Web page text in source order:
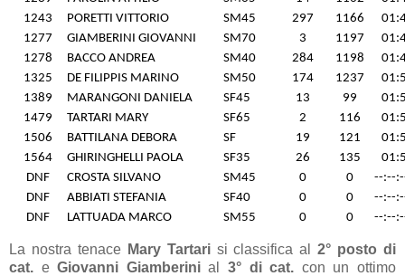
1243
PORETTI VITTORIO SM45 297 1166
1277
GIAMBERINI GIOVANNI SM70 3 1197
1278
BACCO ANDREA SM40 284 1198
1325
DE FILIPPIS MARINO SM50 174 1237
1389
MARANGONI DANIELA SF45 13 99
1479
TARTARI MARY SF65 2 116
1506
BATTILANA DEBORA SF 19 121
1564
GHIRINGHELLI PAOLA SF35 26 135
DNF
CROSTA SILVANO SM45 0 0
--:--
DNF
ABBIATI STEFANIA SF40 0 0
--:--
DNF
LATTUADA MARCO SM55 0 0 --:--
La nostra tenace Mary Tartarisi classifica al2° posto di
cat. eGiovanni Giamberinial 3° di cat. con un ottimo